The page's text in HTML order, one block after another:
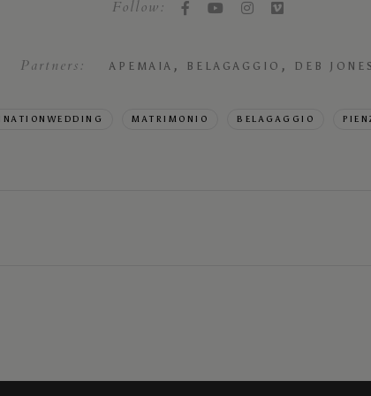
Follow:
Partners: APEMAIA , BELAGAGGIO , DEB JONES
MATRIMONIO BELAGAGGIO